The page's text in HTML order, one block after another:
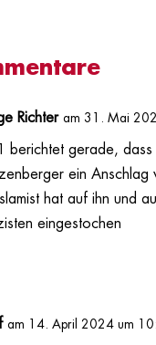
Richter am 31. Mai
berichtet gerade, dass
ein Anschlag
hat auf ihn und
eingestochen
am 14. April 2024 um